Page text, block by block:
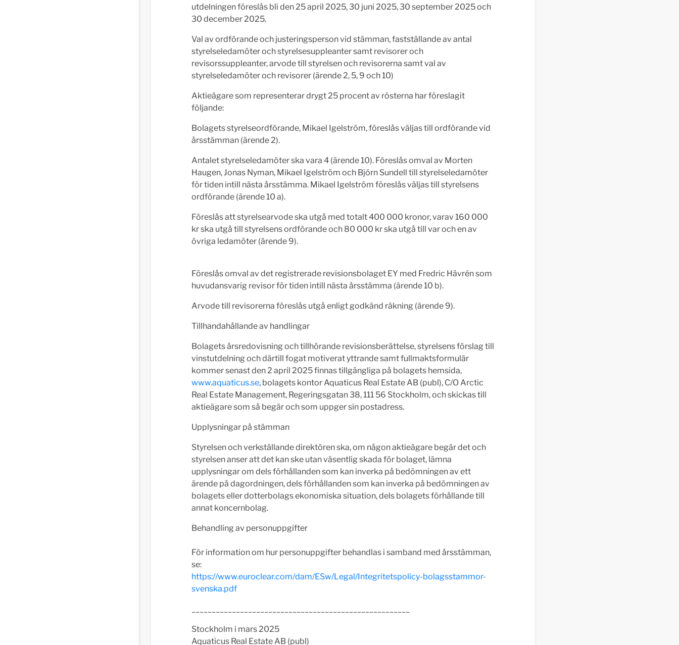
utdelningen föreslås bli den 25 april 2025, 30 juni 2025, 30 september 2025 och
30 december 2025.
Val av ordförande och justeringsperson vid stämman, fastställande av antal
styrelseledamöter och styrelsesuppleanter samt revisorer och
revisorssuppleanter, arvode till styrelsen och revisorerna samt val av
styrelseledamöter och revisorer (ärende 2, 5, 9 och 10)
Aktieägare som representerar drygt 25 procent av rösterna har föreslagit
följande:
Bolagets styrelseordförande, Mikael Igelström, föreslås väljas till ordförande vid
årsstämman (ärende 2).
Antalet styrelseledamöter ska vara 4 (ärende 10). Föreslås omval av Morten
Haugen, Jonas Nyman, Mikael Igelström och Björn Sundell till styrelseledamöter
för tiden intill nästa årsstämma. Mikael Igelström föreslås väljas till styrelsens
ordförande (ärende 10 a).
Föreslås att styrelsearvode ska utgå med totalt 400 000 kronor, varav 160 000
kr ska utgå till styrelsens ordförande och 80 000 kr ska utgå till var och en av
övriga ledamöter (ärende 9).
Föreslås omval av det registrerade revisionsbolaget EY med Fredric Hävrén som
huvudansvarig revisor för tiden intill nästa årsstämma (ärende 10 b).
Arvode till revisorerna föreslås utgå enligt godkänd räkning (ärende 9).
Tillhandahållande av handlingar
Bolagets årsredovisning och tillhörande revisionsberättelse, styrelsens förslag till
vinstutdelning och därtill fogat motiverat yttrande samt fullmaktsformulär
kommer senast den 2 april 2025 finnas tillgängliga på bolagets hemsida,
www.aquaticus.se, bolagets kontor Aquaticus Real Estate AB (publ), C/O Arctic
Real Estate Management, Regeringsgatan 38, 111 56 Stockholm, och skickas till
aktieägare som så begär och som uppger sin postadress.
Upplysningar på stämman
Styrelsen och verkställande direktören ska, om någon aktieägare begär det och
styrelsen anser att det kan ske utan väsentlig skada för bolaget, lämna
upplysningar om dels förhållanden som kan inverka på bedömningen av ett
ärende på dagordningen, dels förhållanden som kan inverka på bedömningen av
bolagets eller dotterbolags ekonomiska situation, dels bolagets förhållande till
annat koncernbolag.
Behandling av personuppgifter
För information om hur personuppgifter behandlas i samband med årsstämman,
se:
https://www.euroclear.com/dam/ESw/Legal/Integritetspolicy-bolagsstammor-
svenska.pdf
Stockholm i mars 2025
Aquaticus Real Estate AB (publ)